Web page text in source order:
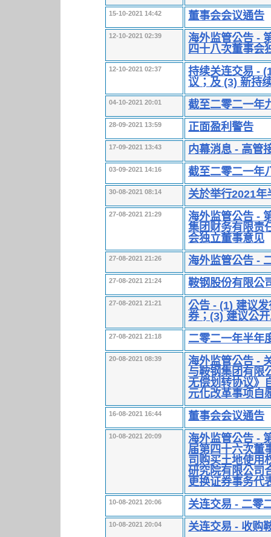
15-10-2021 14:42 董事会会议通告
12-10-2021 02:39
海外监管公告 -
四十八次董事会
12-10-2021 02:37
持续关连交易 -
议；及 (3) 新持
04-10-2021 20:01 截至二零二一年
28-09-2021 13:59 正面盈利警告
17-09-2021 13:43 内幕消息 - 高管
03-09-2021 14:16 截至二零二一年
30-08-2021 08:14 关於举行2021
27-08-2021 21:29
海外监管公告 -
集团财务有限责
会独立董事意见
27-08-2021 21:26 海外监管公告 -
27-08-2021 21:24 鞍钢股份有限公
27-08-2021 21:21
公告 - (1) 建议
券；(3) 建议公
27-08-2021 21:18 二零二一年半年
20-08-2021 08:39
海外监管公告 -
与鞍钢集团有限
无偿划转协议》
元化改革事项自
16-08-2021 16:44 董事会会议通告
10-08-2021 20:09
海外监管公告 -
届第四十六次董
司购买土地使用
研究院有限公司
更换证券事务代
10-08-2021 20:06 关连交易 - 二零
10-08-2021 20:04 关连交易 - 收购